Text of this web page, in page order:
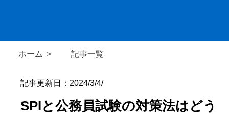
ホーム 記事一覧
記事更新日：2024/3/4/
SPIと公務員試験の対策法はどう